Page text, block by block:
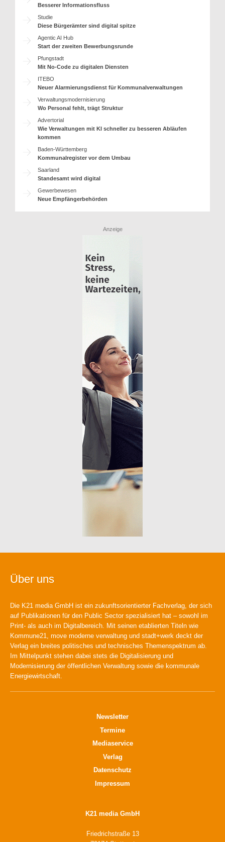
Besserer Informationsfluss
Studie
Diese Bürgerämter sind digital spitze
Agentic AI Hub
Start der zweiten Bewerbungsrunde
Pfungstadt
Mit No-Code zu digitalen Diensten
ITEBO
Neuer Alarmierungsdienst für Kommunalverwaltungen
Verwaltungsmodernisierung
Wo Personal fehlt, trägt Struktur
Advertorial
Wie Verwaltungen mit KI schneller zu besseren Abläufen
kommen
Baden-Württemberg
Kommunalregister vor dem Umbau
Saarland
Standesamt wird digital
Gewerbewesen
Neue Empfängerbehörden
Anzeige
Über uns
Die K21 media GmbH ist ein zukunftsorientierter Fachverlag, der sich
auf Publikationen für den Public Sector spezialisiert hat – sowohl im
Print- als auch im Digitalbereich. Mit seinen etablierten Titeln wie
Kommune21, move moderne verwaltung und stadt+werk deckt der
Verlag ein breites politisches und technisches Themenspektrum ab.
Im Mittelpunkt stehen dabei stets die Digitalisierung und
Modernisierung der öffentlichen Verwaltung sowie die kommunale
Energiewirtschaft.
Newsletter
Termine
Mediaservice
Verlag
Datenschutz
Impressum
K21 media GmbH
Friedrichstraße 13